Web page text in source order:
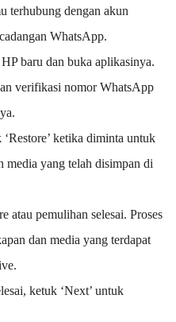
terhubung dengan akun
WhatsApp.
baru dan buka aplikasinya.
verifikasi nomor WhatsApp
ketika diminta untuk
media yang telah disimpan di
atau pemulihan selesai. Proses
dan media yang terdapat
ketuk ‘Next’ untuk